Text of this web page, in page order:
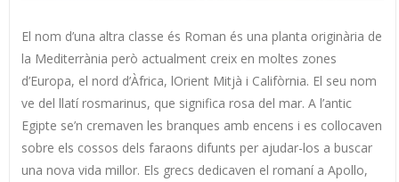
El nom d’una altra classe és Roman és una planta originària de
la Mediterrània però actualment creix en moltes zones
d’Europa, el nord d’Àfrica, lOrient Mitjà i Califòrnia. El seu nom
ve del llatí rosmarinus, que significa rosa del mar. A l’antic
Egipte se’n cremaven les branques amb encens i es collocaven
sobre els cossos dels faraons difunts per ajudar-los a buscar
una nova vida millor. Els grecs dedicaven el romaní a Apollo,